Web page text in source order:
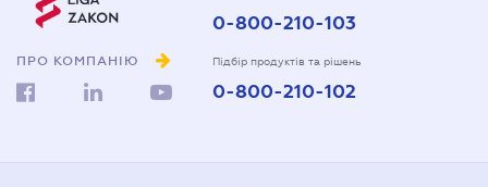
ПРО КОМПАНІЮ
0-800-210-103
Підбір продуктів та рішень
0-800-210-102